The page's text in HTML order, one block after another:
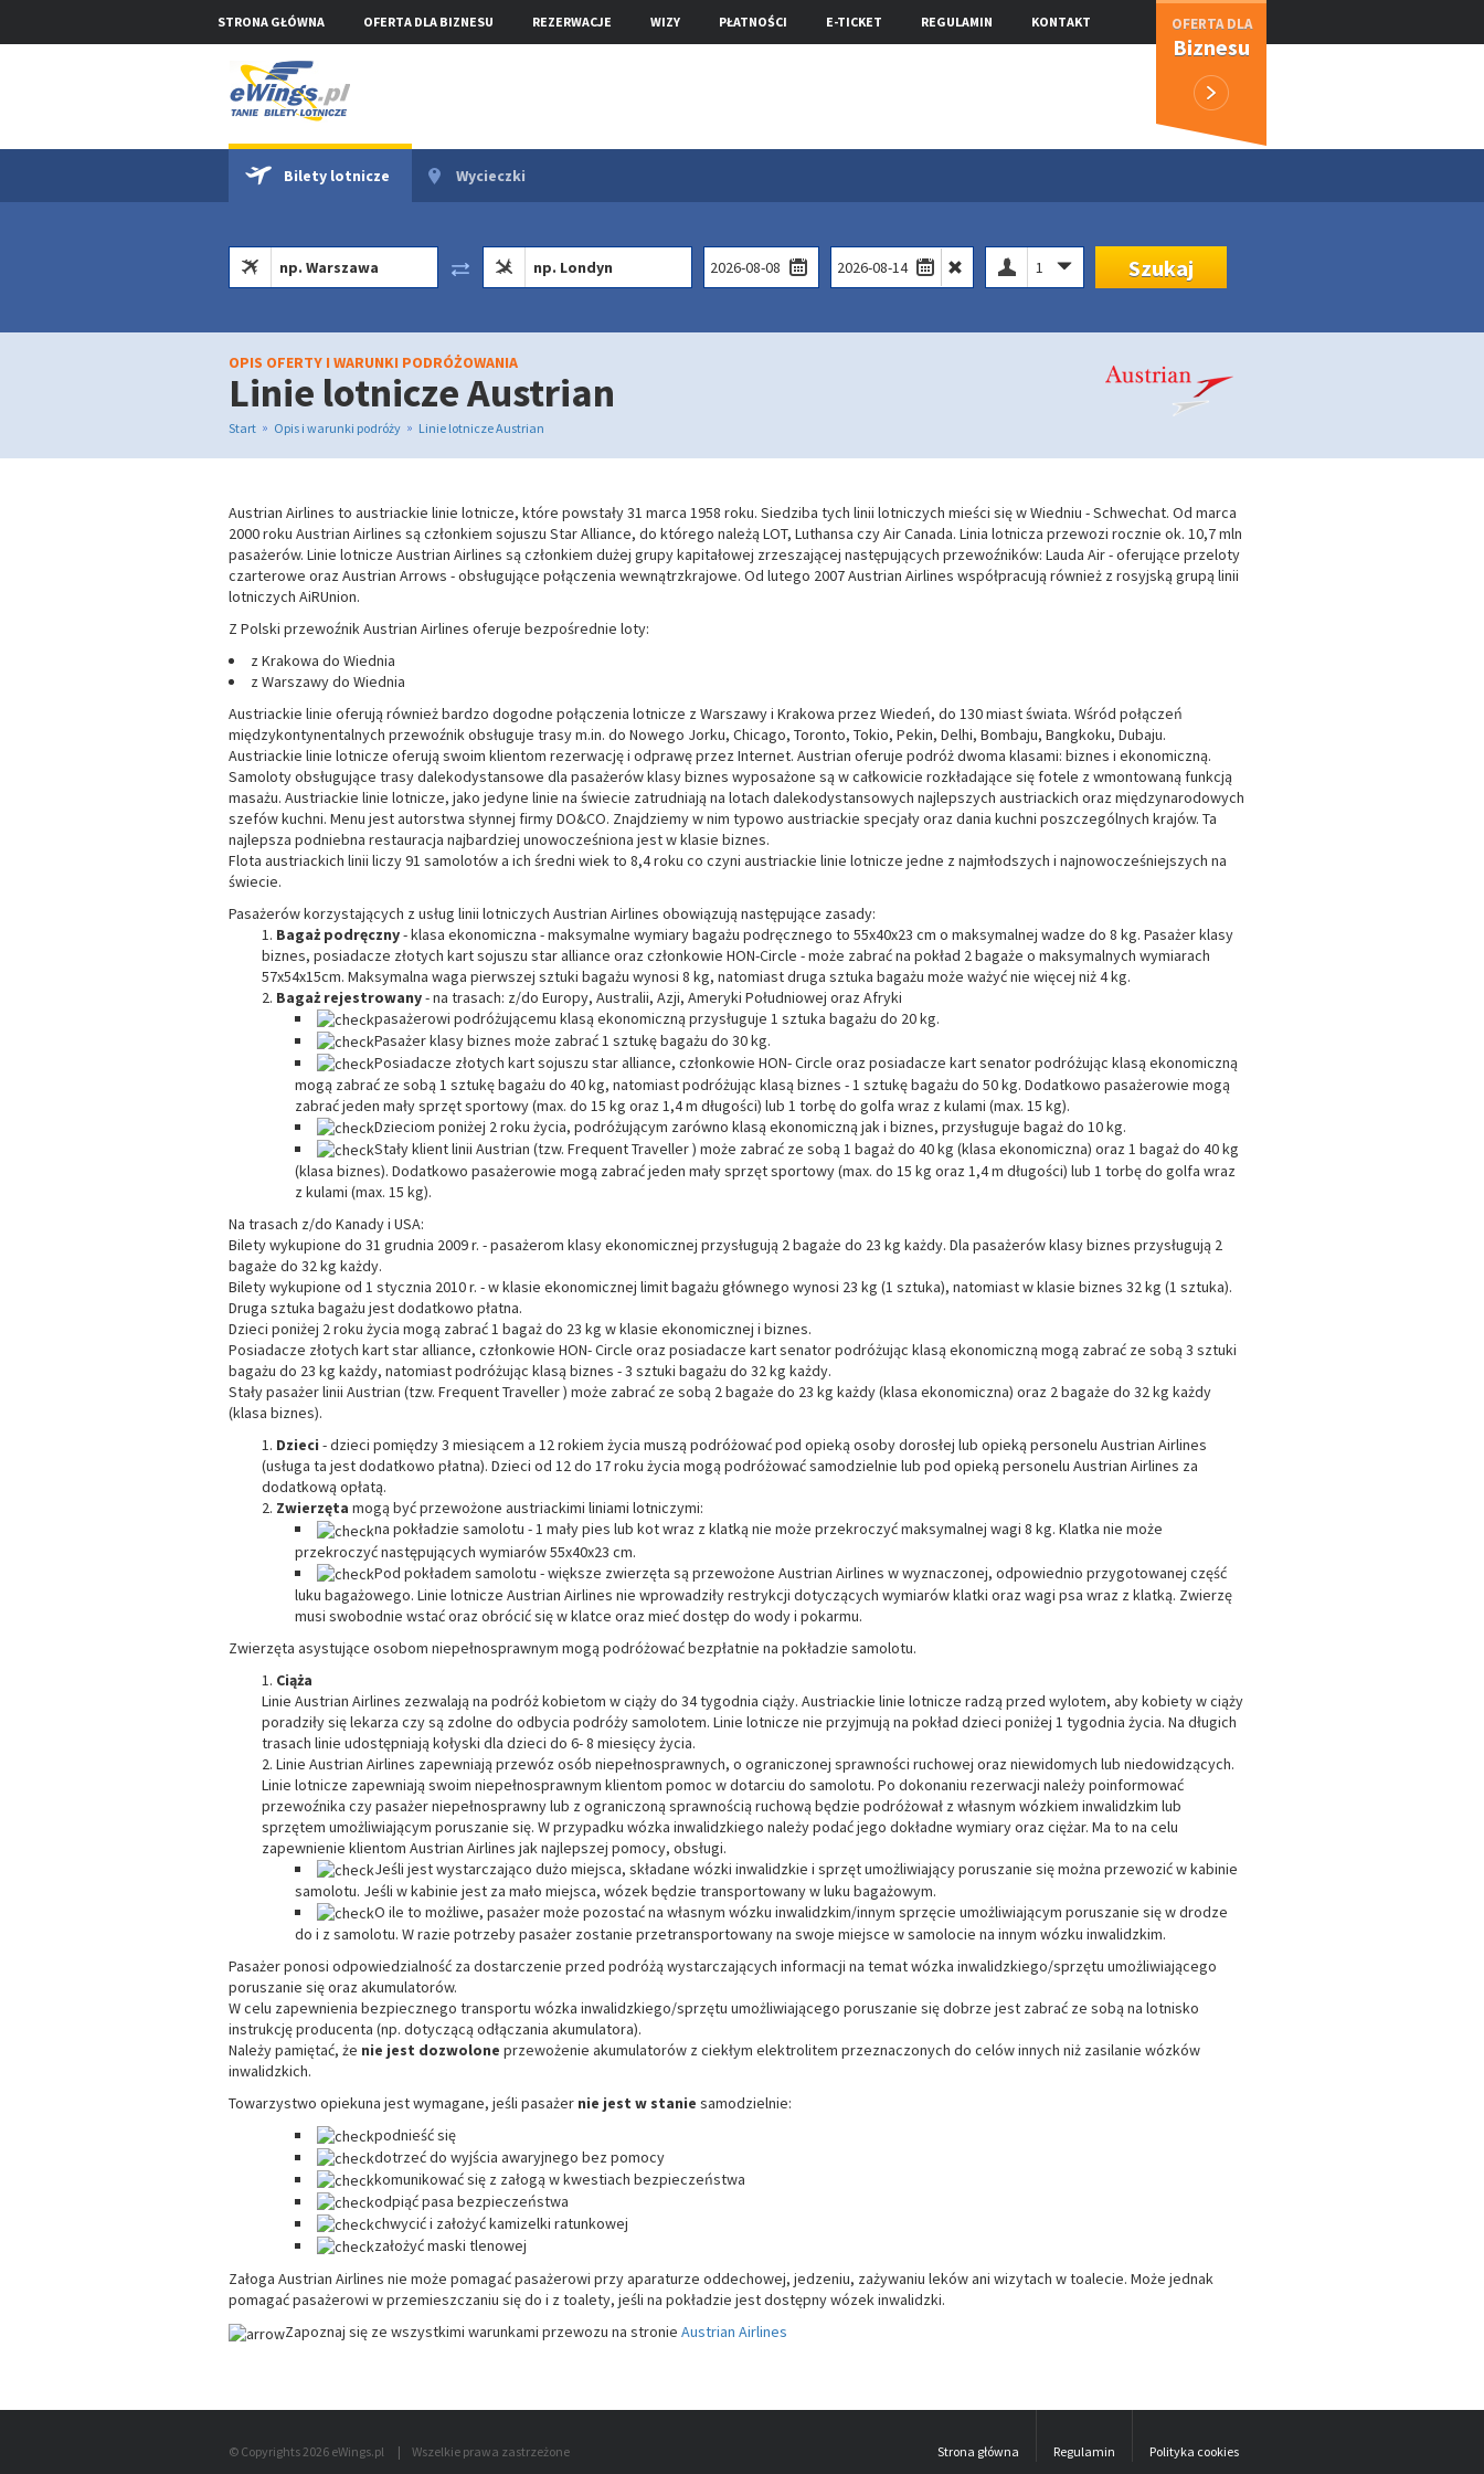
STRONA GŁÓWNA OFERTA DLA BIZNESU REZERWACJE WIZY PŁATNOŚCI E-TICKET REGULAMIN KONTAKT OFERTA DLA
Biznesu
Bilety lotnicze Wycieczki
OPIS OFERTY I WARUNKI PODRÓŻOWANIA
Linie lotnicze Austrian
Start » Opis i warunki podróży » Linie lotnicze Austrian
Austrian Airlines to austriackie linie lotnicze, które powstały 31 marca 1958 roku. Siedziba tych linii lotniczych mieści się w Wiedniu - Schwechat. Od marca
2000 roku Austrian Airlines są członkiem sojuszu Star Alliance, do którego należą LOT, Luthansa czy Air Canada. Linia lotnicza przewozi rocznie ok. 10,7 mln
pasażerów. Linie lotnicze Austrian Airlines są członkiem dużej grupy kapitałowej zrzeszającej następujących przewoźników: Lauda Air - oferujące przeloty
czarterowe oraz Austrian Arrows - obsługujące połączenia wewnątrzkrajowe. Od lutego 2007 Austrian Airlines współpracują również z rosyjską grupą linii
lotniczych AiRUnion.
Z Polski przewoźnik Austrian Airlines oferuje bezpośrednie loty:
z Krakowa do Wiednia
z Warszawy do Wiednia
Austriackie linie oferują również bardzo dogodne połączenia lotnicze z Warszawy i Krakowa przez Wiedeń, do 130 miast świata. Wśród połączeń
międzykontynentalnych przewoźnik obsługuje trasy m.in. do Nowego Jorku, Chicago, Toronto, Tokio, Pekin, Delhi, Bombaju, Bangkoku, Dubaju.
Austriackie linie lotnicze oferują swoim klientom rezerwację i odprawę przez Internet. Austrian oferuje podróż dwoma klasami: biznes i ekonomiczną.
Samoloty obsługujące trasy dalekodystansowe dla pasażerów klasy biznes wyposażone są w całkowicie rozkładające się fotele z wmontowaną funkcją
masażu. Austriackie linie lotnicze, jako jedyne linie na świecie zatrudniają na lotach dalekodystansowych najlepszych austriackich oraz międzynarodowych
szefów kuchni. Menu jest autorstwa słynnej firmy DO&CO. Znajdziemy w nim typowo austriackie specjały oraz dania kuchni poszczególnych krajów. Ta
najlepsza podniebna restauracja najbardziej unowocześniona jest w klasie biznes.
Flota austriackich linii liczy 91 samolotów a ich średni wiek to 8,4 roku co czyni austriackie linie lotnicze jedne z najmłodszych i najnowocześniejszych na
świecie.
Pasażerów korzystających z usług linii lotniczych Austrian Airlines obowiązują następujące zasady:
Bagaż podręczny- klasa ekonomiczna - maksymalne wymiary bagażu podręcznego to 55x40x23 cm o maksymalnej wadze do 8 kg. Pasażer klasy
biznes, posiadacze złotych kart sojuszu star alliance oraz członkowie HON-Circle - może zabrać na pokład 2 bagaże o maksymalnych wymiarach
57x54x15cm. Maksymalna waga pierwszej sztuki bagażu wynosi 8 kg, natomiast druga sztuka bagażu może ważyć nie więcej niż 4 kg.
Bagaż rejestrowany- na trasach: z/do Europy, Australii, Azji, Ameryki Południowej oraz Afryki
pasażerowi podróżującemu klasą ekonomiczną przysługuje 1 sztuka bagażu do 20 kg.
Pasażer klasy biznes może zabrać 1 sztukę bagażu do 30 kg.
Posiadacze złotych kart sojuszu star alliance, członkowie HON- Circle oraz posiadacze kart senator podróżując klasą ekonomiczną
mogą zabrać ze sobą 1 sztukę bagażu do 40 kg, natomiast podróżując klasą biznes - 1 sztukę bagażu do 50 kg. Dodatkowo pasażerowie mogą
zabrać jeden mały sprzęt sportowy (max. do 15 kg oraz 1,4 m długości) lub 1 torbę do golfa wraz z kulami (max. 15 kg).
Dzieciom poniżej 2 roku życia, podróżującym zarówno klasą ekonomiczną jak i biznes, przysługuje bagaż do 10 kg.
Stały klient linii Austrian (tzw. Frequent Traveller ) może zabrać ze sobą 1 bagaż do 40 kg (klasa ekonomiczna) oraz 1 bagaż do 40 kg
(klasa biznes). Dodatkowo pasażerowie mogą zabrać jeden mały sprzęt sportowy (max. do 15 kg oraz 1,4 m długości) lub 1 torbę do golfa wraz
z kulami (max. 15 kg).
Na trasach z/do Kanady i USA:
Bilety wykupione do 31 grudnia 2009 r. - pasażerom klasy ekonomicznej przysługują 2 bagaże do 23 kg każdy. Dla pasażerów klasy biznes przysługują 2
bagaże do 32 kg każdy.
Bilety wykupione od 1 stycznia 2010 r. - w klasie ekonomicznej limit bagażu głównego wynosi 23 kg (1 sztuka), natomiast w klasie biznes 32 kg (1 sztuka).
Druga sztuka bagażu jest dodatkowo płatna.
Dzieci poniżej 2 roku życia mogą zabrać 1 bagaż do 23 kg w klasie ekonomicznej i biznes.
Posiadacze złotych kart star alliance, członkowie HON- Circle oraz posiadacze kart senator podróżując klasą ekonomiczną mogą zabrać ze sobą 3 sztuki
bagażu do 23 kg każdy, natomiast podróżując klasą biznes - 3 sztuki bagażu do 32 kg każdy.
Stały pasażer linii Austrian (tzw. Frequent Traveller ) może zabrać ze sobą 2 bagaże do 23 kg każdy (klasa ekonomiczna) oraz 2 bagaże do 32 kg każdy
(klasa biznes).
Dzieci - dzieci pomiędzy 3 miesiącem a 12 rokiem życia muszą podróżować pod opieką osoby dorosłej lub opieką personelu Austrian Airlines
(usługa ta jest dodatkowo płatna). Dzieci od 12 do 17 roku życia mogą podróżować samodzielnie lub pod opieką personelu Austrian Airlines za
dodatkową opłatą.
Zwierzęta mogą być przewożone austriackimi liniami lotniczymi:
na pokładzie samolotu - 1 mały pies lub kot wraz z klatką nie może przekroczyć maksymalnej wagi 8 kg. Klatka nie może
przekroczyć następujących wymiarów 55x40x23 cm.
Pod pokładem samolotu - większe zwierzęta są przewożone Austrian Airlines w wyznaczonej, odpowiednio przygotowanej część
luku bagażowego. Linie lotnicze Austrian Airlines nie wprowadziły restrykcji dotyczących wymiarów klatki oraz wagi psa wraz z klatką. Zwierzę
musi swobodnie wstać oraz obrócić się w klatce oraz mieć dostęp do wody i pokarmu.
Zwierzęta asystujące osobom niepełnosprawnym mogą podróżować bezpłatnie na pokładzie samolotu.
Ciąża
Linie Austrian Airlines zezwalają na podróż kobietom w ciąży do 34 tygodnia ciąży. Austriackie linie lotnicze radzą przed wylotem, aby kobiety w ciąży
poradziły się lekarza czy są zdolne do odbycia podróży samolotem. Linie lotnicze nie przyjmują na pokład dzieci poniżej 1 tygodnia życia. Na długich
trasach linie udostępniają kołyski dla dzieci do 6- 8 miesięcy życia.
Linie Austrian Airlines zapewniają przewóz osób niepełnosprawnych, o ograniczonej sprawności ruchowej oraz niewidomych lub niedowidzących.
Linie lotnicze zapewniają swoim niepełnosprawnym klientom pomoc w dotarciu do samolotu. Po dokonaniu rezerwacji należy poinformować
przewoźnika czy pasażer niepełnosprawny lub z ograniczoną sprawnością ruchową będzie podróżował z własnym wózkiem inwalidzkim lub
sprzętem umożliwiającym poruszanie się. W przypadku wózka inwalidzkiego należy podać jego dokładne wymiary oraz ciężar. Ma to na celu
zapewnienie klientom Austrian Airlines jak najlepszej pomocy, obsługi.
Jeśli jest wystarczająco dużo miejsca, składane wózki inwalidzkie i sprzęt umożliwiający poruszanie się można przewozić w kabinie
samolotu. Jeśli w kabinie jest za mało miejsca, wózek będzie transportowany w luku bagażowym.
O ile to możliwe, pasażer może pozostać na własnym wózku inwalidzkim/innym sprzęcie umożliwiającym poruszanie się w drodze
do i z samolotu. W razie potrzeby pasażer zostanie przetransportowany na swoje miejsce w samolocie na innym wózku inwalidzkim.
Pasażer ponosi odpowiedzialność za dostarczenie przed podróżą wystarczających informacji na temat wózka inwalidzkiego/sprzętu umożliwiającego
poruszanie się oraz akumulatorów.
W celu zapewnienia bezpiecznego transportu wózka inwalidzkiego/sprzętu umożliwiającego poruszanie się dobrze jest zabrać ze sobą na lotnisko
instrukcję producenta (np. dotyczącą odłączania akumulatora).
Należy pamiętać, że nie jest dozwolone przewożenie akumulatorów z ciekłym elektrolitem przeznaczonych do celów innych niż zasilanie wózków
inwalidzkich.
Towarzystwo opiekuna jest wymagane, jeśli pasażer nie jest w stanie samodzielnie:
podnieść się
dotrzeć do wyjścia awaryjnego bez pomocy
komunikować się z załogą w kwestiach bezpieczeństwa
odpiąć pasa bezpieczeństwa
chwycić i założyć kamizelki ratunkowej
założyć maski tlenowej
Załoga Austrian Airlines nie może pomagać pasażerowi przy aparaturze oddechowej, jedzeniu, zażywaniu leków ani wizytach w toalecie. Może jednak
pomagać pasażerowi w przemieszczaniu się do i z toalety, jeśli na pokładzie jest dostępny wózek inwalidzki.
Zapoznaj się ze wszystkimi warunkami przewozu na stronie Austrian Airlines
Strona główna Regulamin Polityka cookies
© Copyrights 2026 eWings.pl | Wszelkie prawa zastrzeżone